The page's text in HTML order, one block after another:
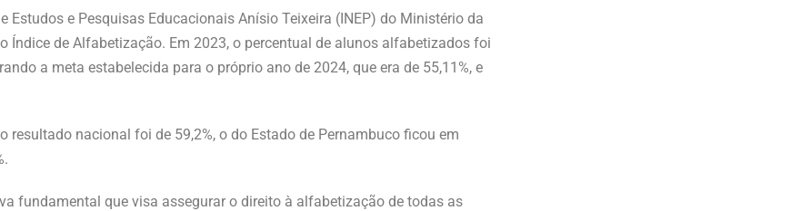
e Pesquisas Educacionais Anísio Teixeira (INEP) do Ministério da
Índice de Alfabetização. Em 2023, o percentual de alunos alfabetizados foi
a meta estabelecida para o próprio ano de 2024, que era de 55,11%, e
nacional foi de 59,2%, o do Estado de Pernambuco ficou em
fundamental que visa assegurar o direito à alfabetização de todas as